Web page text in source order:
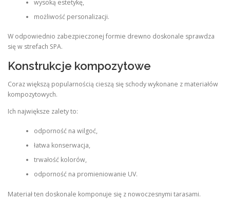
wysoką estetykę,
możliwość personalizacji.
W odpowiednio zabezpieczonej formie drewno doskonale sprawdza
się w strefach SPA.
Konstrukcje kompozytowe
Coraz większą popularnością cieszą się schody wykonane z materiałów
kompozytowych.
Ich największe zalety to:
odporność na wilgoć,
łatwa konserwacja,
trwałość kolorów,
odporność na promieniowanie UV.
Materiał ten doskonale komponuje się z nowoczesnymi tarasami.